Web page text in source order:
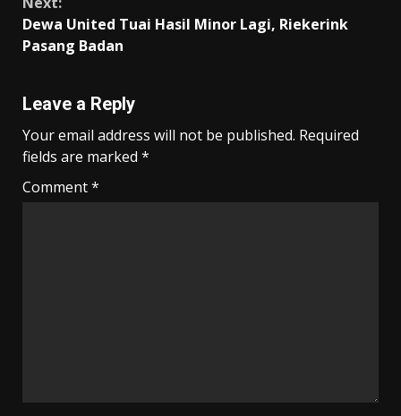
k p k
Dewa United Tuai Hasil Minor Lagi, Riekerink
Pasang Badan
Leave a Reply
Your email address will not be published. Required
fields are marked *
Comment*